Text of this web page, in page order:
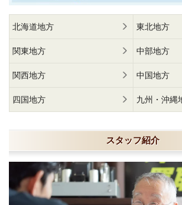
北海道地方 東北地方
関東地方 中部地方
関西地方 中国地方
四国地方 九州・沖縄
スタッフ紹介